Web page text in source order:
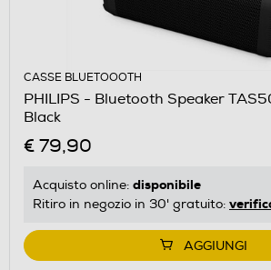
CASSE BLUETOOOTH
PHILIPS - Bluetooth Speaker
Black
€ 79,90
Acquisto online: disponibile
Ritiro in negozio in 30' gratuito:
AGGIUNGI